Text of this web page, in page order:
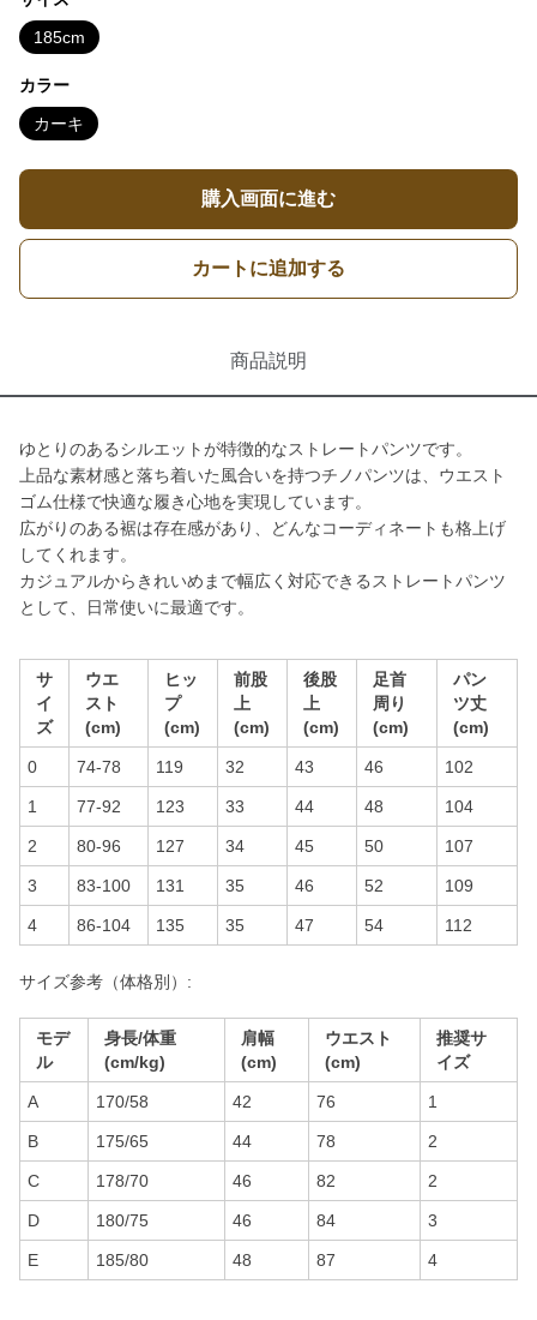
185cm
カラー
カーキ
購入画面に進む
カートに追加する
商品説明
ゆとりのあるシルエットが特徴的なストレートパンツです。
上品な素材感と落ち着いた風合いを持つチノパンツは、ウエスト
ゴム仕様で快適な履き心地を実現しています。
広がりのある裾は存在感があり、どんなコーディネートも格上げ
してくれます。
カジュアルからきれいめまで幅広く対応できるストレートパンツ
として、日常使いに最適です。
サ
イ
ズ
ウエ
スト
(cm)
ヒッ
プ
(cm)
前股
上
(cm)
後股
上
(cm)
足首
周り
(cm)
パン
ツ丈
(cm)
0 74-78 119 32 43 46 102
1 77-92 123 33 44 48 104
2 80-96 127 34 45 50 107
3 83-100 131 35 46 52 109
4 86-104 135 35 47 54 112
サイズ参考（体格別）:
モデ
ル
身長/体重
(cm/kg)
肩幅
(cm)
ウエスト
(cm)
推奨サ
イズ
A 170/58 42 76 1
B 175/65 44 78 2
C 178/70 46 82 2
D 180/75 46 84 3
E 185/80 48 87 4